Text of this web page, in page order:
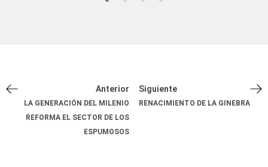
Anterior
LA GENERACIÓN DEL MILENIO
REFORMA EL SECTOR DE LOS
ESPUMOSOS
Siguiente
RENACIMIENTO DE LA GINEBRA